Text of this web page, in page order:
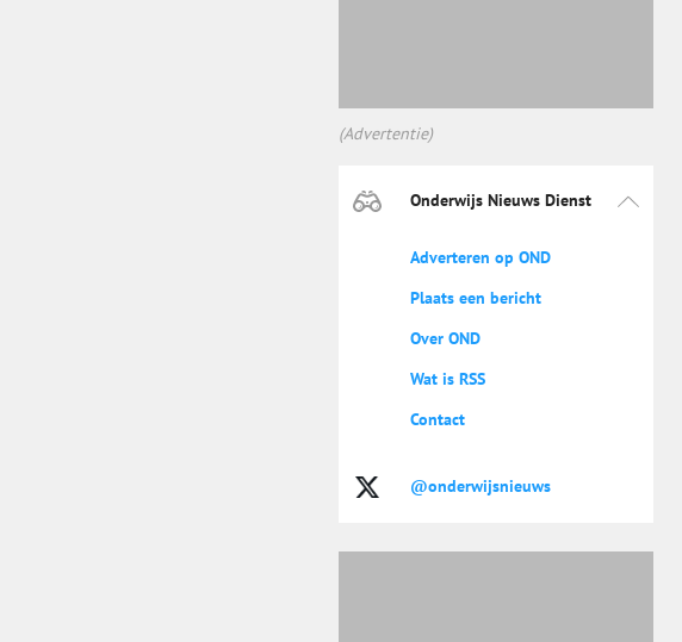
(Advertentie)
Onderwijs Nieuws Dienst
Adverteren op OND
Plaats een bericht
Over OND
Wat is RSS
Contact
@onderwijsnieuws